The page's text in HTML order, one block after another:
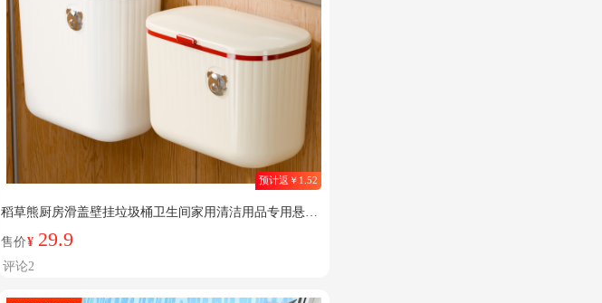
预计返￥1.52
稻草熊厨房滑盖壁挂垃圾桶卫生间家用清洁用品专用悬挂
式带盖纸篓废水桶 小号(红色)
售价¥ 29.9
评论2